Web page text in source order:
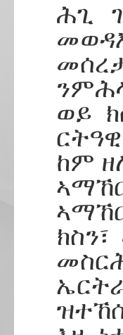
ሕጊ
ወይ
ከም